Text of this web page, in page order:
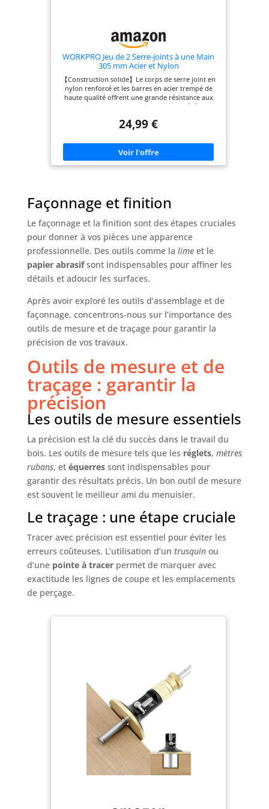
WORKPRO Jeu de 2 Serre-joints à une Main
305 mm Acier et Nylon
【Construction solide】Le corps de serre joint en
nylon renforcé et les barres en acier trempé de
haute qualité offrent une grande résistance aux
chocs, ce qui les rend totalement adaptés à une
construction 【Conception réfléchie】Les
amovibles et antidérapants, ce qui non seulement
protègent la surface des pièces, mais améliorent
également la force de serrage. Les poignées
ergonomiques des serres joints rapides rendent le
vous pouvez rapidement régler l'ouverture
souhaitée de serre joint à une main, et en
fixer fermement les pièces avec une seule main. De
plus, il est possible de démonter la petite pièce et
de la placer de l'autre côté, ce qui est bien
convenable pour les assemblages, les démontages
et les réparations de plaque plate, de boîte,
d'armoire, de cadre et de meuble 【Force de
serrage puissante】Avec une force de
métallique, WORKPRO serres joints offrent un
choix idéal pour les menuisiers et autres amateurs
de bricolage et professionnels. Les serre-joints
sont légers mais robustes, ce qui permet de
maintenir la pression pendant une longue période
【Spécifications】Longueur : 450 mm, profondeur
: 305 mm, force de serrage maximale : 68 kg, plage
d'étirement : 440 mm
24,99 €
Façonnage et finition
Le façonnage et la finition sont des étapes cruciales
pour donner à vos pièces une apparence
professionnelle. Des outils comme la limeet le
papier abrasifsont indispensables pour affiner les
détails et adoucir les surfaces.
Après avoir exploré les outils d’assemblage et de
façonnage, concentrons-nous sur l’importance des
outils de mesure et de traçage pour garantir la
précision de vos travaux.
Outils de mesure et de
traçage : garantir la
précision
Les outils de mesure essentiels
La précision est la clé du succès dans le travail du
bois. Les outils de mesure tels que les réglets, mètres
rubans, et équerressont indispensables pour
garantir des résultats précis. Un bon outil de mesure
est souvent le meilleur ami du menuisier.
Le traçage : une étape cruciale
Tracer avec précision est essentiel pour éviter les
erreurs coûteuses. L’utilisation d’un trusquinou
d’une pointe à tracerpermet de marquer avec
exactitude les lignes de coupe et les emplacements
de perçage.